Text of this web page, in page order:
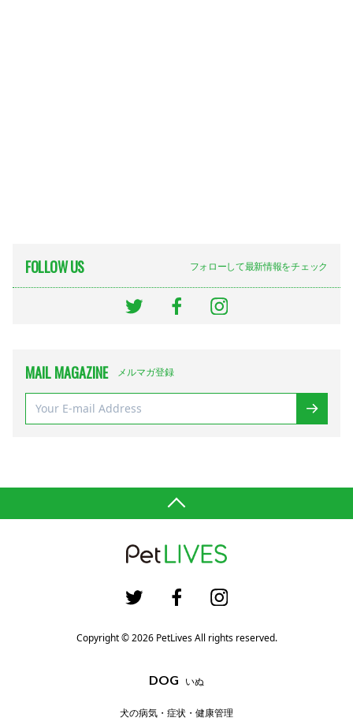
FOLLOW US フォローして最新情報をチェック
MAIL MAGAZINE メルマガ登録
Copyright © 2026 PetLives All rights reserved.
DOG いぬ
犬の病気・症状・健康管理